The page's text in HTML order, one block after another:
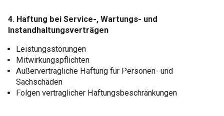
4. Haftung bei Service-, Wartungs- und
Instandhaltungsverträgen
Leistungsstörungen
Mitwirkungspflichten
Außervertragliche Haftung für Personen- und
Sachschäden
Folgen vertraglicher Haftungsbeschränkungen